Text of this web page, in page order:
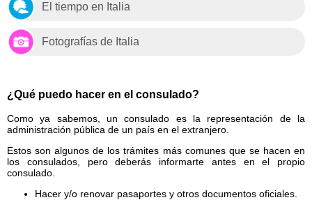
El tiempo en Italia
Fotografías de Italia
¿Qué puedo hacer en el consulado?
Como ya sabemos, un consulado es la representación de la
administración pública de un país en el extranjero.
Estos son algunos de los trámites más comunes que se hacen en
los consulados, pero deberás informarte antes en el propio
consulado.
Hacer y/o renovar pasaportes y otros documentos oficiales.